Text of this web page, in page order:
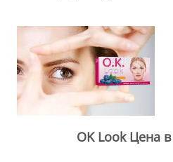
OK Look Цена